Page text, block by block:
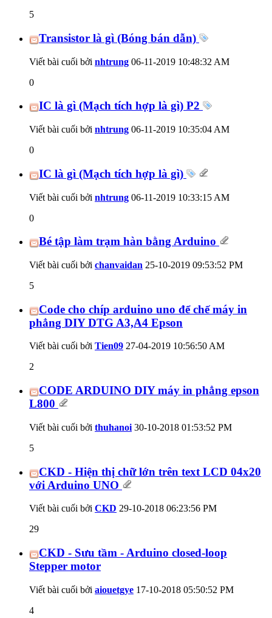
5
Transistor là gì (Bóng bán dẫn)
Viết bài cuối bởi nhtrung 06-11-2019 10:48:32 AM
0
IC là gì (Mạch tích hợp là gì) P2
Viết bài cuối bởi nhtrung 06-11-2019 10:35:04 AM
0
IC là gì (Mạch tích hợp là gì)
Viết bài cuối bởi nhtrung 06-11-2019 10:33:15 AM
0
Bé tập làm trạm hàn bằng Arduino
Viết bài cuối bởi chanvaidan 25-10-2019 09:53:52 PM
5
Code cho chíp arduino uno để chế máy in
phẳng DIY DTG A3,A4 Epson
Viết bài cuối bởi Tien09 27-04-2019 10:56:50 AM
2
CODE ARDUINO DIY máy in phẳng epson
L800
Viết bài cuối bởi thuhanoi 30-10-2018 01:53:52 PM
5
CKD - Hiện thị chữ lớn trên text LCD 04x20
với Arduino UNO
Viết bài cuối bởi CKD 29-10-2018 06:23:56 PM
29
CKD - Sưu tầm - Arduino closed-loop
Stepper motor
Viết bài cuối bởi aiouetgye 17-10-2018 05:50:52 PM
4